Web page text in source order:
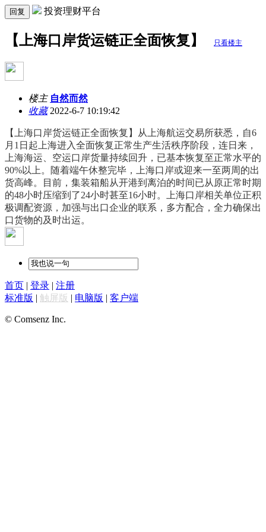
回复 投资理财平台
【上海口岸货运链正全面恢复】 只看楼主
楼主 自然而然
收藏2022-6-7 10:19:42
【上海口岸货运链正全面恢复】从上海航运交易所获悉，自6
月1日起上海进入全面恢复正常生产生活秩序阶段，连日来，
上海海运、空运口岸货量持续回升，已基本恢复至正常水平的
90%以上。随着端午休整完毕，上海口岸或迎来一至两周的出
货高峰。目前，集装箱船从开港到离泊的时间已从原正常时期
的48小时压缩到了24小时甚至16小时。上海口岸相关单位正积
极调配资源，加强与出口企业的联系，多方配合，全力确保出
口货物的及时出运。
首页 | 登录 | 注册
标准版 | 触屏版 | 电脑版 | 客户端
© Comsenz Inc.